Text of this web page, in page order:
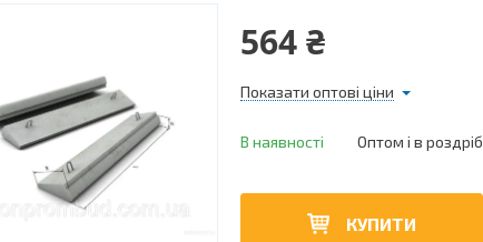
564 ₴
Показати оптові ціни
В наявності Оптом і в роздріб
КУПИТИ